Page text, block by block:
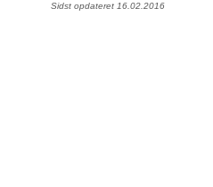
Sidst opdateret 16.02.2016